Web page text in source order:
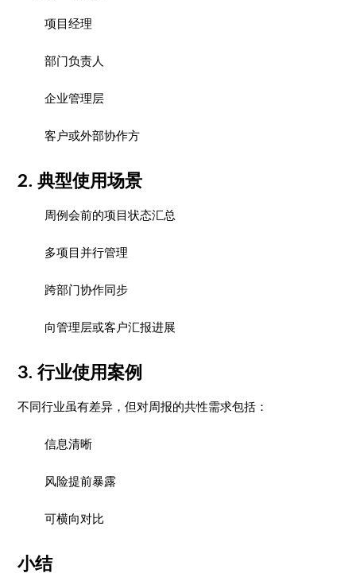
项目经理
部门负责人
企业管理层
客户或外部协作方
2. 典型使用场景
周例会前的项目状态汇总
多项目并行管理
跨部门协作同步
向管理层或客户汇报进展
3. 行业使用案例
不同行业虽有差异，但对周报的共性需求包括：
信息清晰
风险提前暴露
可横向对比
小结